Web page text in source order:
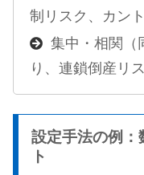
制リスク、カン
集中・相関（
り、連鎖倒産リス
設定手法の例：
ト